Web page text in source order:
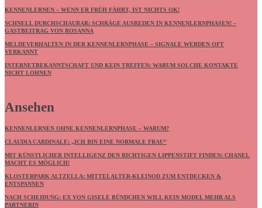
KENNENLERNEN – WENN ER FRÜH FÄHRT, IST NICHTS OK!
SCHNELL DURCHSCHAUBAR: SCHRÄGE AUSREDEN IN KENNENLERNPHASEN! –
GASTBEITRAG VON ROSANNA
MELDEVERHALTEN IN DER KENNENLERNPHASE – SIGNALE WERDEN OFT
VERKANNT
INTERNETBEKANNTSCHAFT UND KEIN TREFFEN: WARUM SOLCHE KONTAKTE
NICHT LOHNEN
Ansehen
KENNENLERNEN OHNE KENNENLERNPHASE – WARUM?
CLAUDIA CARDINALE: „ICH BIN EINE NORMALE FRAU“
MIT KÜNSTLICHER INTELLIGENZ DEN RICHTIGEN LIPPENSTIFT FINDEN: CHANEL
MACHT ES MÖGLICH!
KLOSTERPARK ALTZELLA: MITTELALTER-KLEINOD ZUM ENTDECKEN &
ENTSPANNEN
NACH SCHEIDUNG: EX VON GISELE BÜNDCHEN WILL KEIN MODEL MEHR ALS
PARTNERIN